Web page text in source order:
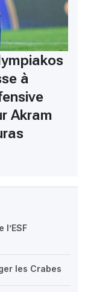
l’ESF
les Crabes
à
Akram